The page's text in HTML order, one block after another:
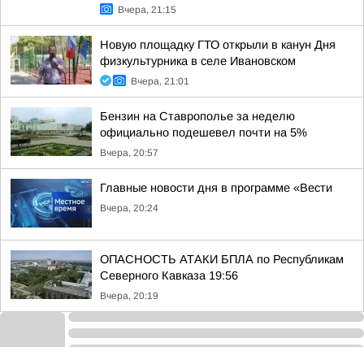
Вчера, 21:15
Новую площадку ГТО открыли в канун Дня
физкультурника в селе Ивановском
Вчера, 21:01
Бензин на Ставрополье за неделю
официально подешевел почти на 5%
Вчера, 20:57
Главные новости дня в программе «Вести
Вчера, 20:24
ОПАСНОСТЬ АТАКИ БПЛА по Республикам
Северного Кавказа 19:56
Вчера, 20:19